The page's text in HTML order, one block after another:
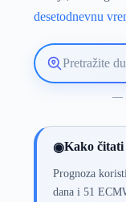
desetodnevnu
Pretražite
lokaciju
—
◉Kako čitati
Prognoza
dana i 51